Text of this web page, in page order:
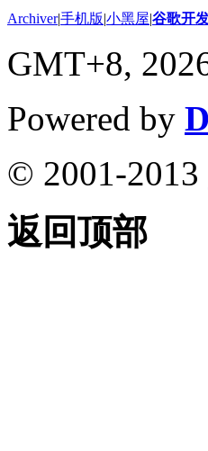
Archiver|手机版|小黑屋|谷歌开
GMT+8,
Powered by
© 2001-2013
返回顶部